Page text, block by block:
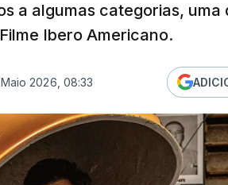
a algumas categorias, uma
Ibero Americano.
2026, 08:33